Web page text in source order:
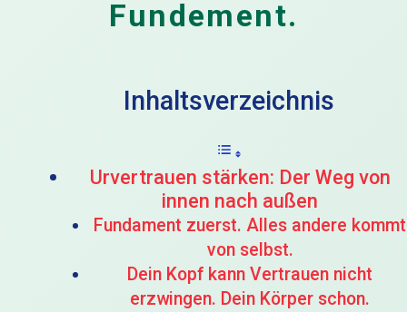
Fundement.
Inhaltsverzeichnis
Urvertrauen stärken: Der Weg von
innen nach außen
Fundament zuerst. Alles andere kommt
von selbst.
Dein Kopf kann Vertrauen nicht
erzwingen. Dein Körper schon.